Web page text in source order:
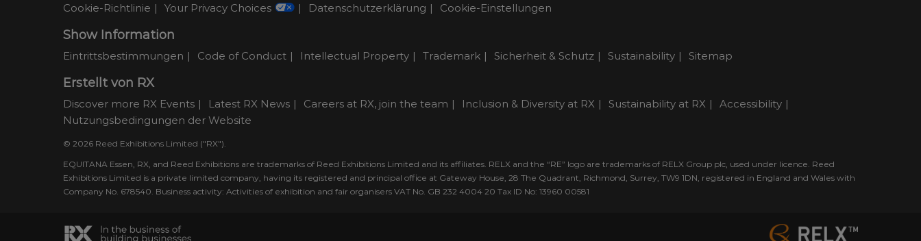
Cookie-Richtlinie Your Privacy Choices Datenschutzerklärung Cookie-Einstellungen
Show Information
Eintrittsbestimmungen Code of Conduct Intellectual Property Trademark Sicherheit & Schutz Sustainability Sitemap
Erstellt von RX
Discover more RX Events Latest RX News Careers at RX, join the team Inclusion & Diversity at RX Sustainability at RX
Accessibility
Nutzungsbedingungen der Website
© 2026 Reed Exhibitions Limited ("RX").
EQUITANA Essen, RX, and Reed Exhibitions are trademarks of Reed Exhibitions Limited and its affiliates. RELX and the “RE” logo are trademarks of RELX Group plc, used under licence. Reed
Exhibitions Limited is a private limited company, having its registered and principal office at Gateway House, 28 The Quadrant, Richmond, Surrey, TW9 1DN, registered in England and Wales with
Company No. 678540. Business activity: Activities of exhibition and fair organisers VAT No. GB 232 4004 20 Tax ID No: 13960 00581